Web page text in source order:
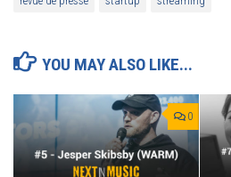
YOU MAY ALSO LIKE...
0